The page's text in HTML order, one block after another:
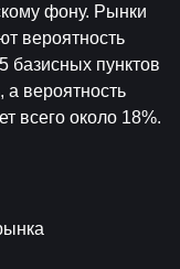
фону. Рынки
вероятность
базисных пунктов
а вероятность
всего около 18%.